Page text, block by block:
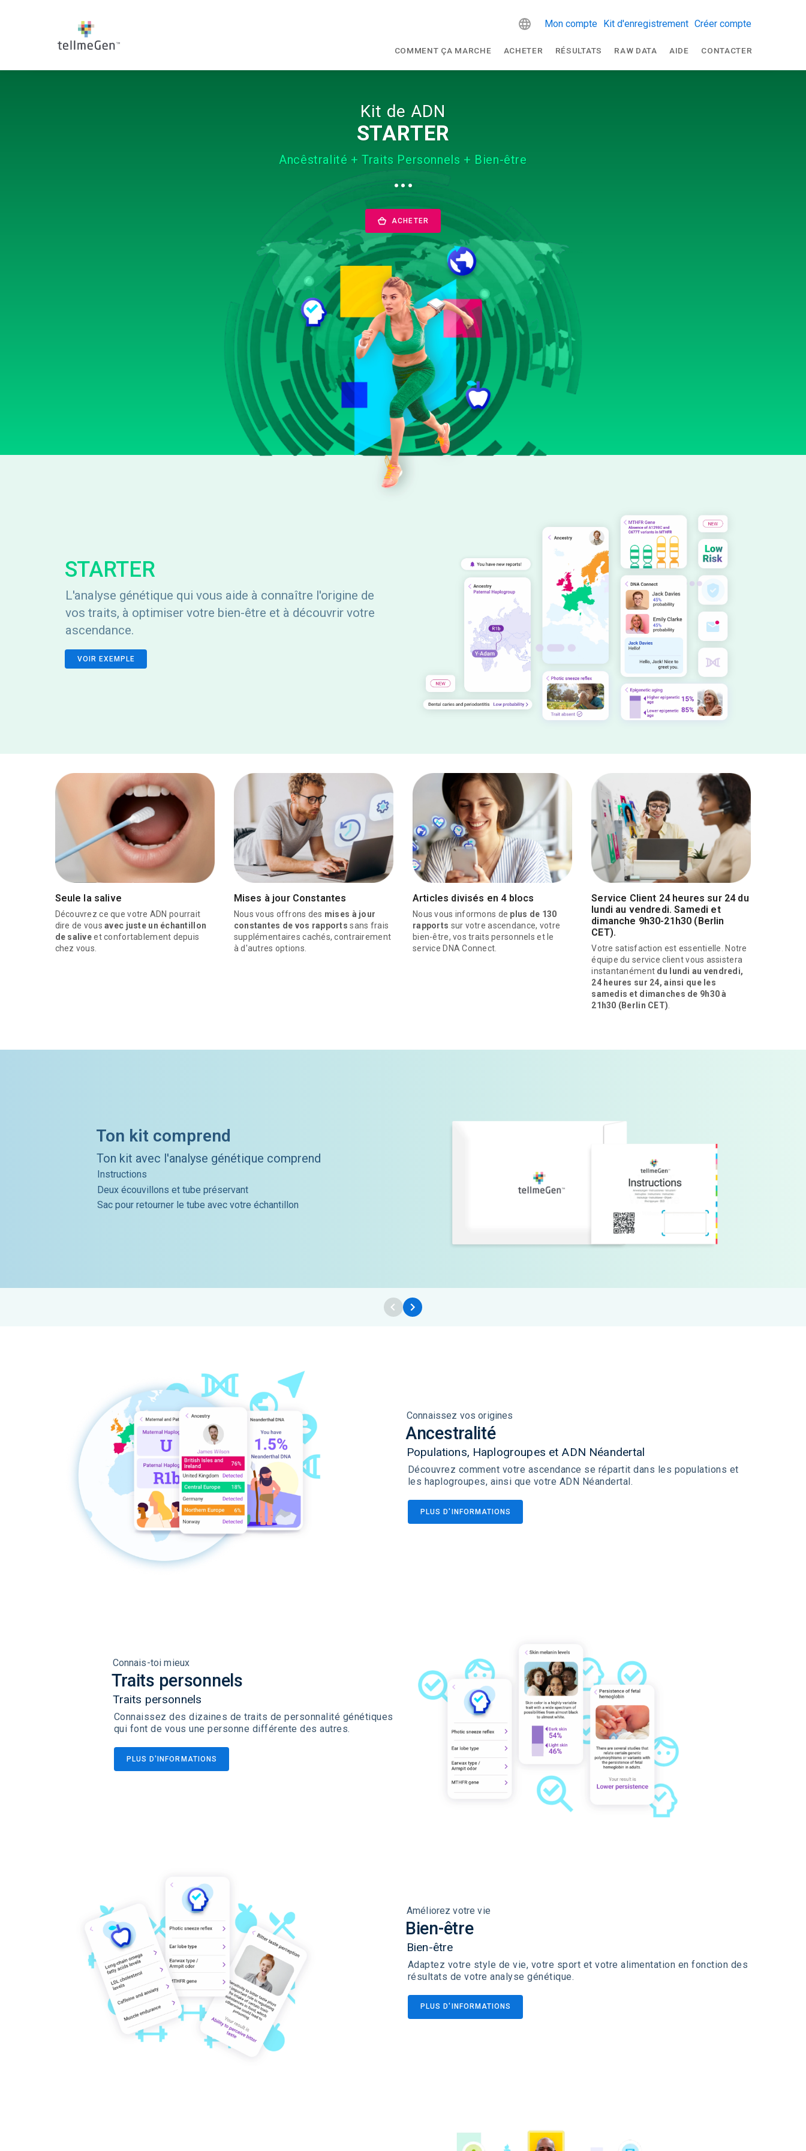
Mon compte Kit d'enregistrement Créer compte
COMMENT ÇA MARCHE ACHETER RÉSULTATS RAW DATA AIDE CONTACTER
Kit de ADN
STARTER
Ancêstralité + Traits Personnels + Bien-être
···
ACHETER
STARTER
L'analyse génétique qui vous aide à connaître l'origine de
vos traits, à optimiser votre bien-être et à découvrir votre
ascendance.
VOIR EXEMPLE
Seule la salive
Découvrez ce que votre ADN pourrait
dire de vousavec juste un échantillon
de saliveet confortablement depuis
chez vous.
Mises à jour Constantes
Nous vous offrons des mises à jour
constantes de vos rapports sans frais
supplémentaires cachés, contrairement
à d'autres options.
Articles divisés en 4 blocs
Nous vous informons de plus de 130
rapports sur votre ascendance, votre
bien-être, vos traits personnels et le
service DNA Connect.
Service Client 24 heures sur 24 du
lundi au vendredi. Samedi et
dimanche 9h30-21h30 (Berlin
CET).
Votre satisfaction est essentielle. Notre
équipe du service client vous assistera
instantanément du lundi au vendredi,
24 heures sur 24, ainsi que les
samedis et dimanches de 9h30 à
21h30 (Berlin CET)
Ton kit comprend
Ton kit avec l'analyse génétique comprend
Instructions
Deux écouvillons et tube préservant
Sac pour retourner le tube avec votre échantillon
Connaissez vos origines
Ancestralité
Populations, Haplogroupes et ADN Néandertal
Découvrez comment votre ascendance se répartit dans les populations et
les haplogroupes, ainsi que votre ADN Néandertal.
PLUS D'INFORMATIONS
Connais-toi mieux
Traits personnels
Traits personnels
Connaissez des dizaines de traits de personnalité génétiques
qui font de vous une personne différente des autres.
PLUS D'INFORMATIONS
Améliorez votre vie
Bien-être
Bien-être
Adaptez votre style de vie, votre sport et votre alimentation en fonction des
résultats de votre analyse génétique.
PLUS D'INFORMATIONS